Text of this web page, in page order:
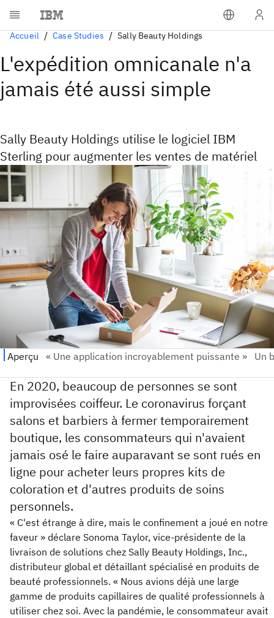
Accueil Case Studies Sally Beauty Holdings
L'expédition omnicanale n'a
jamais été aussi simple
Sally Beauty Holdings utilise le logiciel IBM
Sterling pour augmenter les ventes de matériel
En 2020, beaucoup de personnes se sont
improvisées coiffeur. Le coronavirus forçant
salons et barbiers à fermer temporairement
boutique, les consommateurs qui n'avaient
jamais osé le faire auparavant se sont rués en
ligne pour acheter leurs propres kits de
coloration et d'autres produits de soins
personnels.
« C'est étrange à dire, mais le confinement a joué en notre
faveur » déclare Sonoma Taylor, vice-présidente de la
livraison de solutions chez Sally Beauty Holdings, Inc.,
distributeur global et détaillant spécialisé en produits de
beauté professionnels. « Nous avions déjà une large
gamme de produits capillaires de qualité professionnels à
utiliser chez soi. Avec la pandémie, le consommateur avait